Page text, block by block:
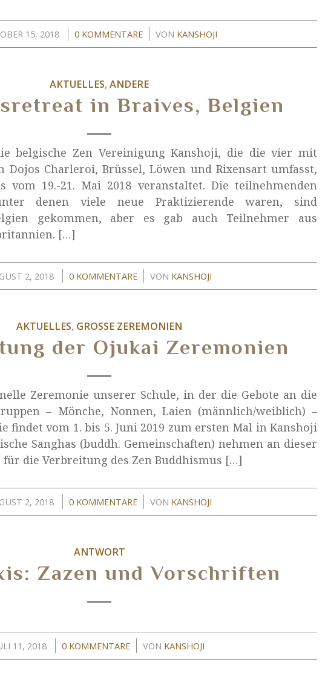
15, 2018
/ 0 KOMMENTARE
/ VON KANSHOJI
AKTUELLES, ANDERE
in Braives, Belgien
belgische Zen Vereinigung Kanshoji, die die vier mit
Dojos Charleroi, Brüssel, Löwen und Rixensart umfasst,
vom 19.-21. Mai 2018 veranstaltet. Die teilnehmenden
denen viele neue Praktizierende waren, sind
gekommen, aber es gab auch Teilnehmer aus
[…]
2, 2018
/ 0 KOMMENTARE
/ VON KANSHOJI
AKTUELLES, GROSSE ZEREMONIEN
der Ojukai Zeremonien
Zeremonie unserer Schule, in der die Gebote an die
– Mönche, Nonnen, Laien (männlich/weiblich) –
findet vom 1. bis 5. Juni 2019 zum ersten Mal in Kanshoji
Sanghas (buddh. Gemeinschaften) nehmen an dieser
die Verbreitung des Zen Buddhismus […]
2, 2018
/ 0 KOMMENTARE
/ VON KANSHOJI
ANTWORT
Zazen und Vorschriften
11, 2018
/ 0 KOMMENTARE
/ VON KANSHOJI